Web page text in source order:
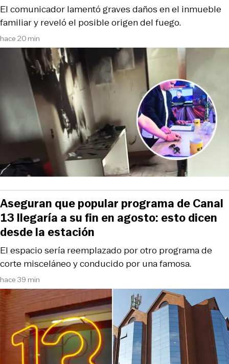
hace 20 min
El comunicador lamentó graves daños en el inmueble
familiar y reveló el posible origen del fuego.
hace 39 min
El espacio sería reemplazado por otro programa de
corte misceláneo y conducido por una famosa.
Aseguran que popular programa de Canal
13 llegaría a su fin en agosto: esto dicen
desde la estación